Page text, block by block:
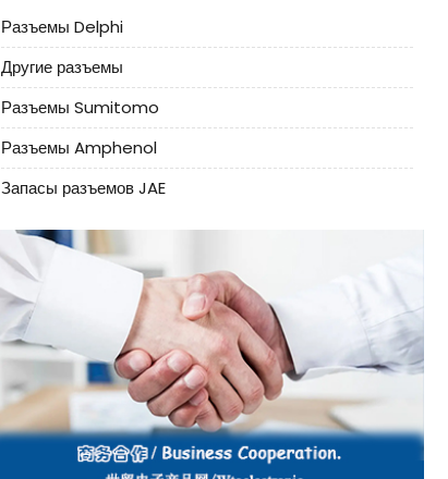
Разъемы Delphi
Другие разъемы
Разъемы Sumitomo
Разъемы Amphenol
Запасы разъемов JAE